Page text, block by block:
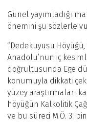
Günel yayımladığı
önemini şu sözlerle
“Dedekuyusu
Anadolu’nun iç
doğrultusunda Ege
konumuyla dikkati
yüzey araştırmaları
höyüğün Kalkolitik
ve bu süreci M.Ö. 3.